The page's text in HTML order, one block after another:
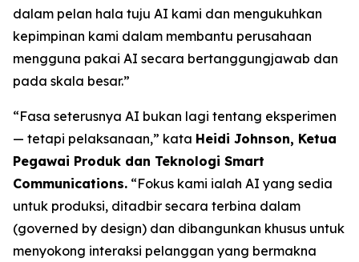
dalam pelan hala tuju AI kami dan mengukuhkan
kepimpinan kami dalam membantu perusahaan
mengguna pakai AI secara bertanggungjawab dan
pada skala besar.”
“Fasa seterusnya AI bukan lagi tentang eksperimen
— tetapi pelaksanaan,” kata Heidi Johnson, Ketua
Pegawai Produk dan Teknologi Smart
Communications. “Fokus kami ialah AI yang sedia
untuk produksi, ditadbir secara terbina dalam
(governed by design) dan dibangunkan khusus untuk
menyokong interaksi pelanggan yang bermakna